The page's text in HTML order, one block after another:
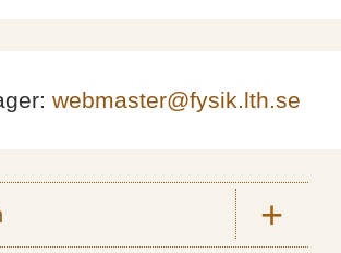
webmaster@fysik.lth.se